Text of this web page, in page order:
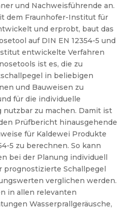
und Nachweisführende an.
dem Fraunhofer-Institut für
und erprobt, baut das
auf DIN EN 12354-5 und
entwickelte Verfahren
ist es, die zu
in beliebigen
und Bauweisen zu
für die individuelle
nutzbar zu machen. Damit ist
Prüfbericht hinausgehende
für Kaldewei Produkte
5 zu berechnen. So kann
bei der Planung individuell
prognostizierte Schallpegel
verglichen werden.
in allen relevanten
Wasserprallgeräusche,